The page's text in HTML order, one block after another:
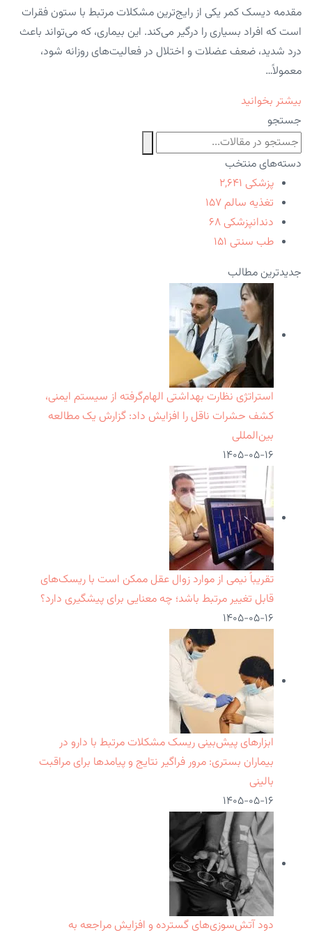
مقدمه دیسک کمر یکی از رایج‌ترین مشکلات مرتبط با ستون فقرات
است که افراد بسیاری را درگیر می‌کند. این بیماری، که می‌تواند باعث
درد شدید، ضعف عضلات و اختلال در فعالیت‌های روزانه شود،
معمولاً…
بیشتر بخوانید
جستجو
دسته‌های منتخب
پزشکی ۲,۶۴۱
تغذیه سالم ۱۵۷
دندانپزشکی ۶۸
طب سنتی ۱۵۱
جدیدترین مطالب
استراتژی نظارت بهداشتی الهام‌گرفته از سیستم ایمنی،
کشف حشرات ناقل را افزایش داد: گزارش یک مطالعه
بین‌المللی
۱۴۰۵-۰۵-۱۶
تقریباً نیمی از موارد زوال عقل ممکن است با ریسک‌های
قابل تغییر مرتبط باشد؛ چه معنایی برای پیشگیری دارد؟
۱۴۰۵-۰۵-۱۶
ابزارهای پیش‌بینی ریسک مشکلات مرتبط با دارو در
بیماران بستری: مرور فراگیر نتایج و پیامدها برای مراقبت
بالینی
۱۴۰۵-۰۵-۱۶
دود آتش‌سوزی‌های گسترده و افزایش مراجعه به